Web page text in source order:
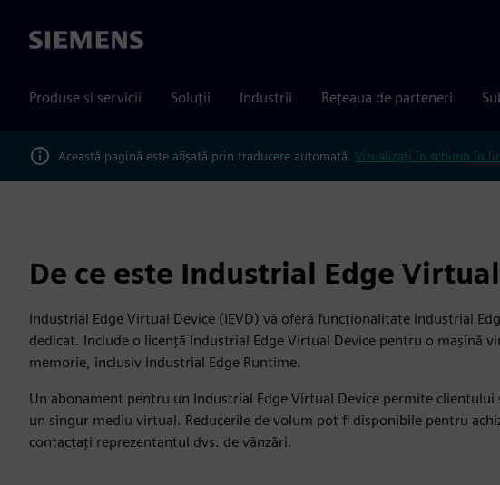
Siemens
Produse si servicii Soluții Industrii Rețeaua de parteneri
Această pagină este afișată prin traducere automată. Vizualizați în schimb în
De ce este Industrial Edge
Industrial Edge Virtual Device (IEVD) vă oferă funcționalitate Industrial
dedicat. Include o licență Industrial Edge Virtual Device pentru o mașină
memorie, inclusiv Industrial Edge Runtime.
Un abonament pentru un Industrial Edge Virtual Device permite clientului
un singur mediu virtual. Reducerile de volum pot fi disponibile pentru
contactați reprezentantul dvs. de vânzări.